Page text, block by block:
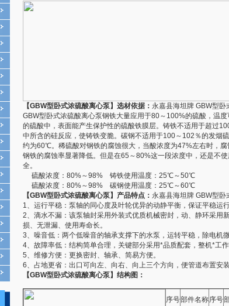
【GBW型卧式浓硫酸离心泵】选材依据： 永嘉县海坦牌 GBW型卧
GBW型卧式浓硫酸离心泵钢铁大量应用于80～100%的硫酸，温
的硫酸中，表面能产生保护性的硫酸铁膜层。铸铁不适用于超过
中所含的硅反应，使铸铁变脆。碳钢不适用于100～102％的发烟
约为60℃。稀硫酸对钢铁的腐蚀很大，当酸浓度为47%左右时，腐
钢铁的腐蚀率显著降低。但是在65～80%这一段浓度中，还是不
全。
硫酸浓度：80%～98% 铸铁使用温度：25℃～50℃
硫酸浓度：80%～98% 碳钢使用温度：25℃～60℃
【GBW型卧式浓硫酸离心泵】产品特点： 永嘉县海坦牌 GBW型卧
1、运行平稳：泵轴的同心度及叶轮优异的动静平衡，保证平稳运行
2、滴水不漏：该泵轴封采用外装式优质机械密封，动、静环采用
损、无泄漏、使用寿命长。
3、噪音低：两个低噪音的轴承支撑下的水泵，运转平稳，除电机
4、故障率低：结构简单合理，关键部分采用*品质配套，整机*工作
5、维修方便：更换密封、轴承、简易方便。
6、占地更省：出口可向左、向右、向上三个方向，便管道布置安装
【GBW型卧式浓硫酸离心泵】结构图：
序号部件名称序号